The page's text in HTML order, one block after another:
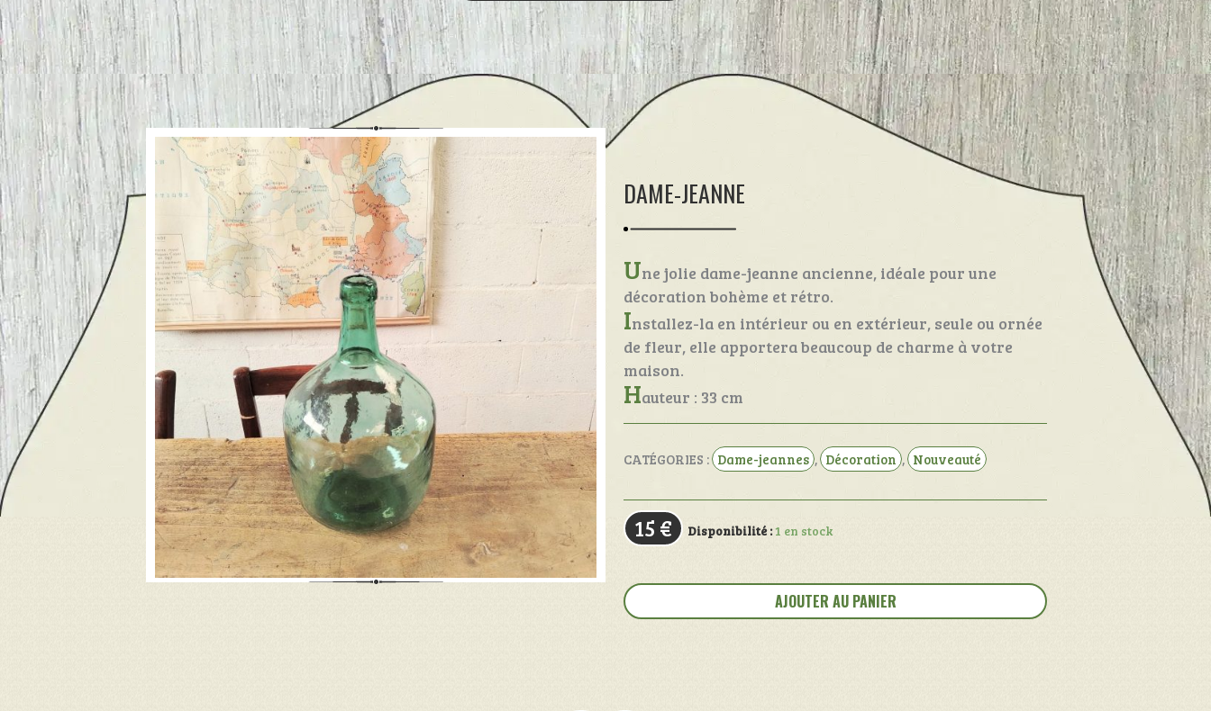
Une jolie dame-jeanne ancienne, idéale pour une
décoration bohème et rétro.
Installez-la en intérieur ou en extérieur, seule ou ornée
de fleur, elle apportera beaucoup de charme à votre
maison.
Hauteur : 33 cm
DAME-JEANNE
CATÉGORIES : Dame-jeannes , Décoration , Nouveauté
15 € Disponibilité :1 en stock
de
Dame-
AJOUTER AU PANIER